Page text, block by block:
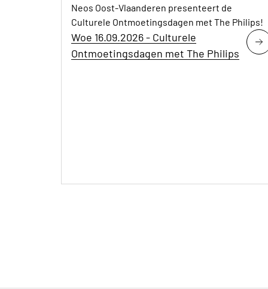
Neos Oost-Vlaanderen presenteert de
Culturele Ontmoetingsdagen met The Philips!
Woe 16.09.2026 - Culturele
Ontmoetingsdagen met The Philips